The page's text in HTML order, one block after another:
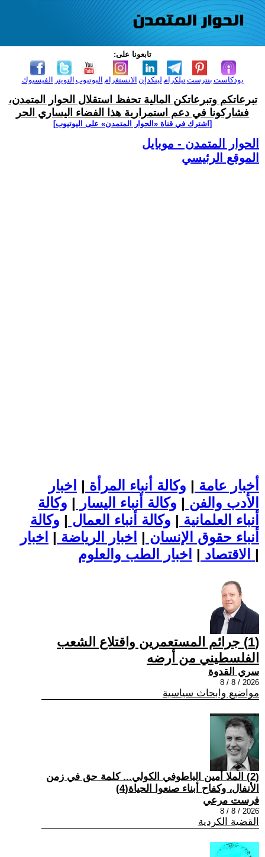
تابعونا على:
الفيسبوك التويتر اليوتيوب الانستغرام لينكدإن تيلكرامبنترست بودكاست
تبرعاتكم وتبرعاتكن المالية تحفظ استقلال الحوار المتمدن،
فشاركونا في دعم استمرارية هذا الفضاء اليساري الحر
[اشترك في قناة ‫«الحوار المتمدن» على اليوتيوب]
الحوار المتمدن - موبايل
الموقع الرئيسي
أخبار عامة | وكالة أنباء المرأة | اخبار
الأدب والفن | وكالة أنباء اليسار | وكالة
أنباء العلمانية | وكالة أنباء العمال | وكالة
أنباء حقوق الإنسان | اخبار الرياضة | اخبار
الاقتصاد | |
(1) جرائم المستعمرين واقتلاع الشعب
الفلسطيني من أرضه
سري القدوة
2026 / 8 / 8
مواضيع وابحاث سياسية
(2) الملا أمين الباطوفي الكولي... كلمة حق في زمن
الأنفال، وكفاح أبناء صنعوا الحياة(4)
فرست مرعي
2026 / 8 / 8
القضية الكردية